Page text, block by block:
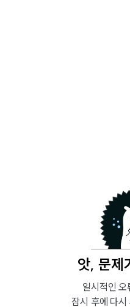
앗, 문제
일시적인 오
잠시 후에 다